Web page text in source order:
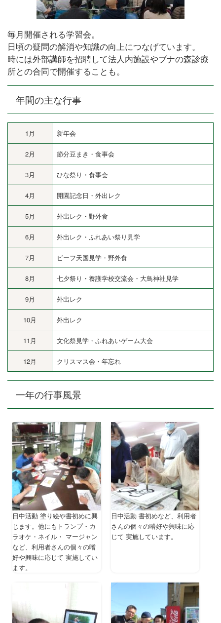
毎月開催される学習会。
日頃の疑問の解消や知識の向上につなげています。
時には外部講師を招聘して法人内施設やブナの森診療
所との合同で開催することも。
年間の主な行事
1月 新年会
2月 節分豆まき・食事会
3月 ひな祭り・食事会
4月 開園記念日・外出レク
5月 外出レク・野外食
6月 外出レク・ふれあい祭り見学
7月 ビーフ天国見学・野外食
8月 七夕祭り・養護学校交流会・大鳥神社見学
9月 外出レク
10月 外出レク
11月 文化祭見学・ふれあいゲーム大会
12月 クリスマス会・年忘れ
一年の行事風景
日中活動 塗り絵や書初めに興
じます。他にもトランプ・カ
ラオケ・ネイル・ マージャン
など、利用者さんの個々の嗜
好や興味に応じて 実施してい
ます。
日中活動 書初めなど、利用者
さんの個々の嗜好や興味に応
じて 実施しています。